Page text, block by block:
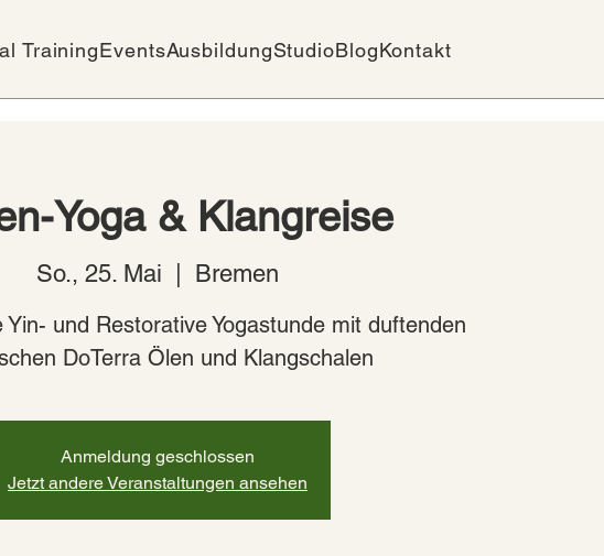
TrainingEventsAusbildungStudioBlogKontakt
Yoga & Klangreise
So., 25. Mai Bremen
Yin- und Restorative Yogastunde mit duftenden
DoTerra Ölen und Klangschalen
Anmeldung geschlossen
Jetzt andere Veranstaltungen ansehen